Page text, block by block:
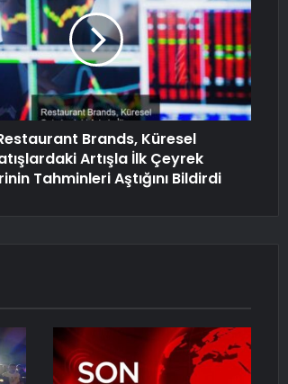
Brands, Küresel
Artışla İlk Çeyrek
Tahminleri Aştığını Bildirdi